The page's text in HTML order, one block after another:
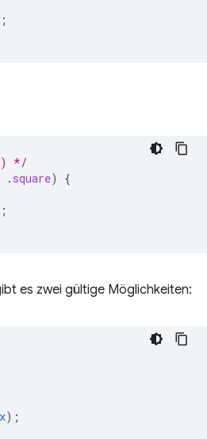
*/
. square)
{
es zwei gültige Möglichkeiten:
);